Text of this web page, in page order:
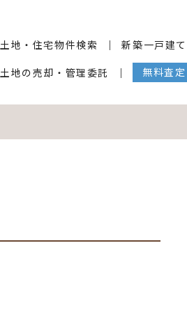
土地・住宅物件検索 新築一戸建て
土地の売却・管理委託 無料査定